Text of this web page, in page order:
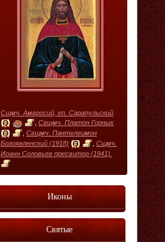
Сщмч. Амвросий, еп. Сарапульский
Свщмч. Платон Горных
Свщмч. Пантелеимон
Богоявленский (1918)
Сщмч.
Иоанн Соловьев пресвитер (1941).
Иконы
Святые